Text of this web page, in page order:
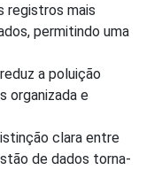
registros mais
permitindo uma
a poluição
organizada e
clara entre
de dados torna-